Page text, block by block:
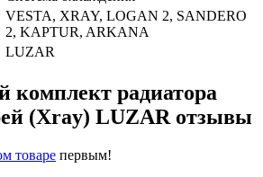
VESTA, XRAY, LOGAN 2, SANDERO
2, KAPTUR, ARKANA
LUZAR
комплект радиатора
(Xray) LUZAR отзывы
товаре первым!